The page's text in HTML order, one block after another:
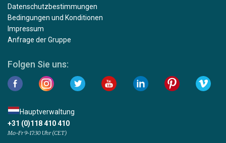
Datenschutzbestimmungen
Bedingungen und Konditionen
Impressum
Anfrage der Gruppe
Folgen Sie uns:
Hauptverwaltung
+31 (0)118 410 410
Mo-Fr 9-17:30 Uhr (CET)